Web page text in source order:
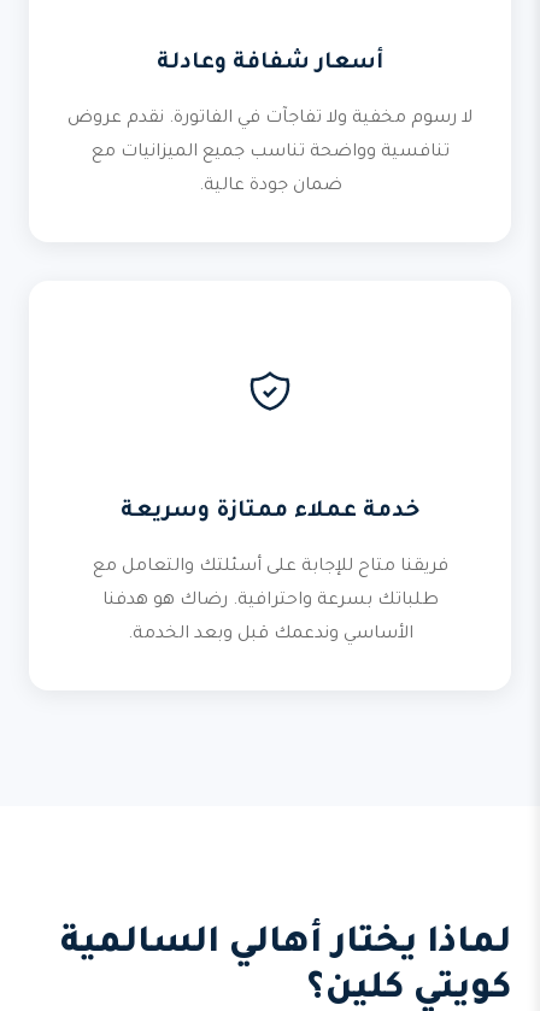
أسعار شفافة وعادلة
لا رسوم مخفية ولا تفاجآت في الفاتورة. نقدم عروض
تنافسية وواضحة تناسب جميع الميزانيات مع
ضمان جودة عالية.
خدمة عملاء ممتازة وسريعة
فريقنا متاح للإجابة على أسئلتك والتعامل مع
طلباتك بسرعة واحترافية. رضاك هو هدفنا
الأساسي وندعمك قبل وبعد الخدمة.
لماذا يختار أهالي السالمية
كويتي كلين؟